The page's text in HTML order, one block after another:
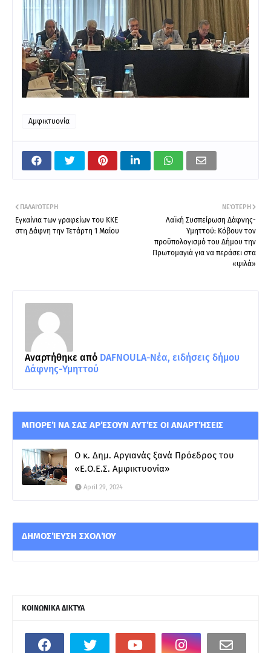
Αμφικτυονία
ΝΕΌΤΕΡΗ
Λαϊκή Συσπείρωση Δάφνης-
Υμηττού: Κόβουν τον
προϋπολογισμό του Δήμου την
Πρωτομαγιά για να περάσει στα
«ψιλά»
ΠΑΛΑΙΌΤΕΡΗ
Εγκαίνια των γραφείων του ΚΚΕ
στη Δάφνη την Τετάρτη 1 Μαίου
Αναρτήθηκε από DAFNOULA-Νέα, ειδήσεις δήμου
Δάφνης-Υμηττού
ΜΠΟΡΕΊ ΝΑ ΣΑΣ ΑΡΈΣΟΥΝ ΑΥΤΈΣ ΟΙ ΑΝΑΡΤΉΣΕΙΣ
Ο κ. Δημ. Αργιανάς ξανά Πρόεδρος του
«Ε.Ο.Ε.Σ. Αμφικτυονία»
April 29, 2024
ΔΗΜΟΣΊΕΥΣΗ ΣΧΟΛΊΟΥ
ΚΟΙΝΩΝΙΚΑ ΔΙΚΤΥΑ